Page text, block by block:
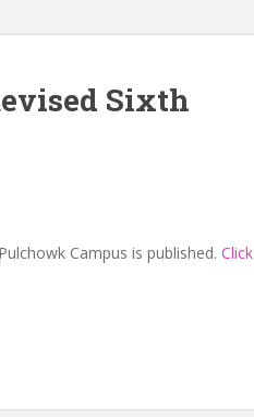
Sixth
Campus is published. Click